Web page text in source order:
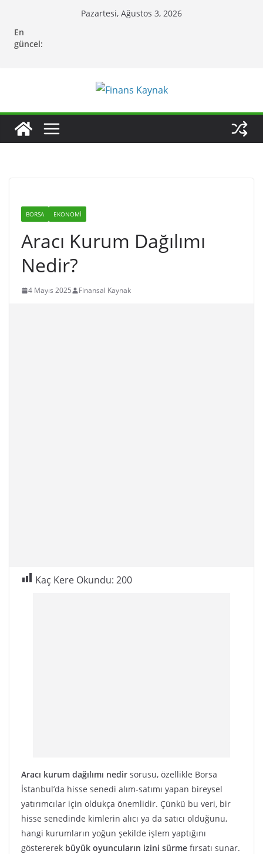
content
Pazartesi, Ağustos 3, 2026
En
güncel:
BORSA EKONOMI
Aracı Kurum Dağılımı
Nedir?
4 Mayıs 2025 Finansal Kaynak
Kaç Kere Okundu: 200
Aracı kurum dağılımı nedir sorusu, özellikle Borsa
İstanbul’da hisse senedi alım-satımı yapan bireysel
yatırımcılar için oldukça önemlidir. Çünkü bu veri, bir
hisse senedinde kimlerin alıcı ya da satıcı olduğunu,
hangi kurumların yoğun şekilde işlem yaptığını
göstererek büyük oyuncuların izini sürme fırsatı sunar.